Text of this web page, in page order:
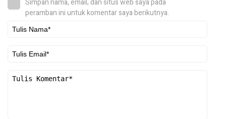
peramban ini untuk komentar saya berikutnya.